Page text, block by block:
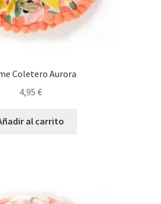
Coletero Aurora
4,95 €
al carrito